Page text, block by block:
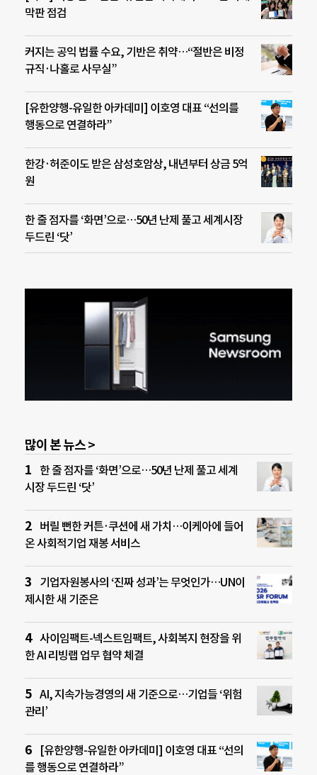
막판 점검
커지는 공익 법률 수요, 기반은 취약…“절반은 비정
규직·나홀로 사무실”
[유한양행-유일한 아카데미] 이호영 대표 “선의를
행동으로 연결하라”
한강·허준이도 받은 삼성호암상, 내년부터 상금 5억
원
한 줄 점자를 ‘화면’으로…50년 난제 풀고 세계시장
두드린 ‘닷’
많이 본 뉴스 >
한 줄 점자를 ‘화면’으로…50년 난제 풀고 세계
시장 두드린 ‘닷’
버릴 뻔한 커튼·쿠션에 새 가치…이케아에 들어
온 사회적기업 재봉 서비스
기업자원봉사의 ‘진짜 성과’는 무엇인가…UN이
제시한 새 기준은
사이임팩트-넥스트임팩트, 사회복지 현장을 위
한 AI 리빙랩 업무 협약 체결
AI, 지속가능경영의 새 기준으로…기업들 ‘위험
관리’
[유한양행-유일한 아카데미] 이호영 대표 “선의
를 행동으로 연결하라”